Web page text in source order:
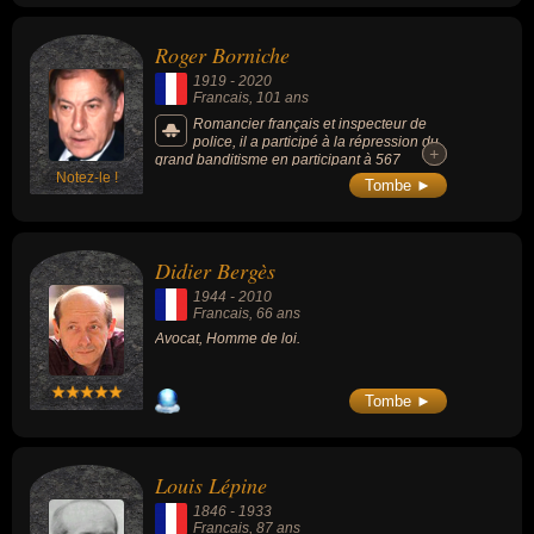
Notez-le !
Roger Borniche
1919 - 2020
Francais, 101 ans
Romancier français et inspecteur de
police, il a participé à la répression du
grand banditisme en participant à 567
arrestations. Il a publié 28 livres dont certains
+
+
Tombe ►
Didier Bergès
1944 - 2010
Francais, 66 ans
Avocat, Homme de loi.
Tombe ►
Louis Lépine
1846 - 1933
Francais, 87 ans